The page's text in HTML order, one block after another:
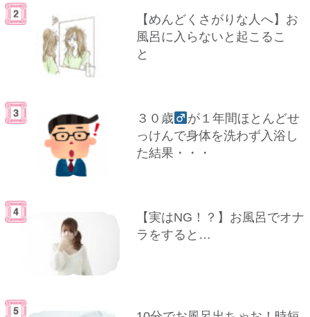
【めんどくさがりな人へ】お
風呂に入らないと起こるこ
と
３０歳
が１年間ほとんどせ
っけんで身体を洗わず入浴し
た結果・・・
【実はNG！？】お風呂でオナ
ラをすると…